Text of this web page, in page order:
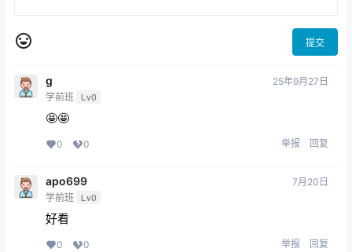
提交
g
学前班 Lv0
25年9月27日
🤩🤩
0 0 举报 回复
apo699
学前班 Lv0
7月20日
好看
0 0 举报 回复